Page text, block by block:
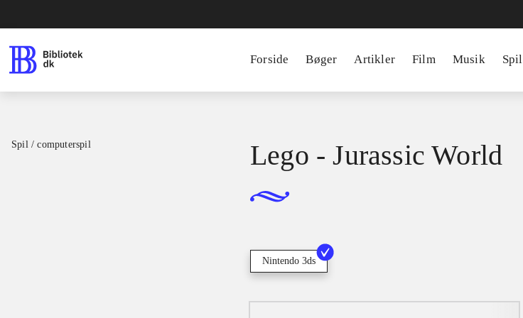
Forside Bøger Artikler Film Musik Spil
Spil / computerspil Lego - Jurassic World
Nintendo 3ds